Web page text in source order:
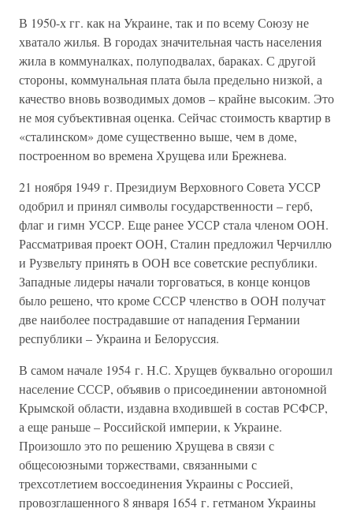
В 1950-х гг. как на Украине, так и по всему Союзу не
хватало жилья. В городах значительная часть населения
жила в коммуналках, полуподвалах, бараках. С другой
стороны, коммунальная плата была предельно низкой, а
качество вновь возводимых домов – крайне высоким. Это
не моя субъективная оценка. Сейчас стоимость квартир в
«сталинском» доме существенно выше, чем в доме,
построенном во времена Хрущева или Брежнева.
21 ноября 1949 г. Президиум Верховного Совета УССР
одобрил и принял символы государственности – герб,
флаг и гимн УССР. Еще ранее УССР стала членом ООН.
Рассматривая проект ООН, Сталин предложил Черчиллю
и Рузвельту принять в ООН все советские республики.
Западные лидеры начали торговаться, в конце концов
было решено, что кроме СССР членство в ООН получат
две наиболее пострадавшие от нападения Германии
республики – Украина и Белоруссия.
В самом начале 1954 г. Н.С. Хрущев буквально огорошил
население СССР, объявив о присоединении автономной
Крымской области, издавна входившей в состав РСФСР,
а еще раньше – Российской империи, к Украине.
Произошло это по решению Хрущева в связи с
общесоюзными торжествами, связанными с
трехсотлетием воссоединения Украины с Россией,
провозглашенного 8 января 1654 г. гетманом Украины